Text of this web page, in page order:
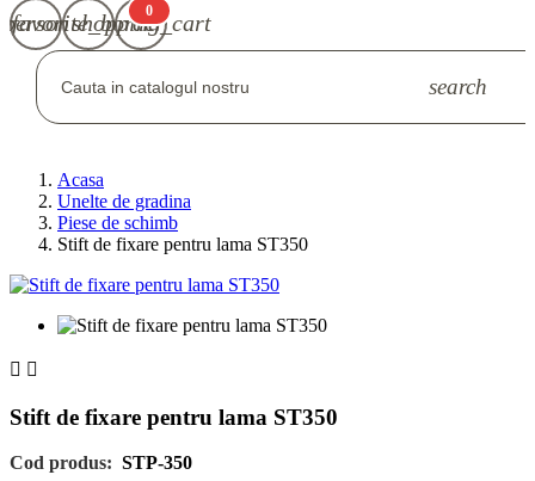
search
person
Autentifică-te
favorite_border
shopping_cart
0
Acasa
Unelte de gradina
Piese de schimb
Stift de fixare pentru lama ST350
 
Stift de fixare pentru lama ST350
Cod produs: STP-350